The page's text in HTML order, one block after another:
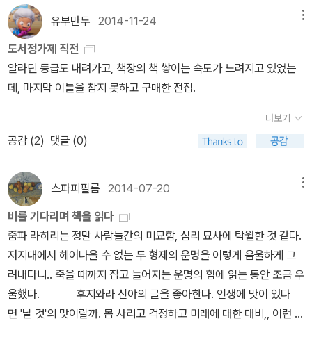
드 하나를 샀을지도 모르는데, 시장에 갈 준비를 하다 말고 어머니
가 골목을 다니며 차량판매를 하는 아저씨에게서 감자와 토마토를 사
버려서 시장 갈 일이 없어져버렸다. 그러고보니 치킨도 저 너머로 사
라져버린걸까? 아, 오랫만에 먹고 싶다,라는 생각을 했더니 쉽게 사
라지지 않네. 짭쪼롬하니 양념이 스며있는 브랜드치킨도 좋지만 가끔
니,한가지 관점에서 기록되었을 것 같다. 그런데, 그 하나의 사건이나
사안을 두고서,오늘날에는 책마다 약간씩, 혹은 전혀 다른 해석이 가
능한걸 보니,다시말해 개인적인 사관이 존재할 수 있다고 생각하니
아이러니하다는 생각이 들었고,나아가서 한쪽으로 치우치거나 편향
되지 않고 '중도','중용','中'을 지키는 것이 말처럼 쉬운 일이 아니라는
하우스(웅진닷컴) / 2008년 2월 조선평전 신병주 지음 / 글항아리 /
던 사람은 '세종'이었는데,어느 책에서고 그는 성군으로 분류되고 있
어서 였다. 그런데, 세상이 변하고 '성인'의 기준이 달라졌지만,그리하
여 그처럼 젊은 시절 부왕의 뜻을 거스르지 못하고 잘 받들었다고는
하지만,그것만으로 그를 성군이라고 할 수 있는 것인가? 세종에 관해
이렇게 궁금증을 가질 수 있었던 것은 역사적 자료와 유물, 실록 등에
서 그에 관한 것이 많이 남아 있어서 더 그랬는지도 모르겠다.그나마
자료가 많이 남아 있는 세종의 경우에도 이런저런 궁금증들이 생기는
걸 보면,다른 왕들의 경우엔 자료가 그나마도 없는 것이 턱없이 부족
유부만두 2014-11-24
도서정가제 직전
알라딘 등급도 내려가고, 책장의 책 쌓이는 속도가 느려지고 있었는
데, 마지막 이틀을 참지 못하고 구매한 전집.
더보기
공감 (2) 댓글 (0)
스파피필름 2014-07-20
비를 기다리며 책을 읽다
줌파 라히리는 정말 사람들간의 미묘함, 심리 묘사에 탁월한 것 같다.
저지대에서 헤어나올 수 없는 두 형제의 운명을 이렇게 음울하게 그
려내다니.. 죽을 때까지 잡고 늘어지는 운명의 힘에 읽는 동안 조금 우
울했다. 후지와라 신야의 글을 좋아한다. 인생에 맛이 있다
면 '날 것'의 맛이랄까. 몸 사리고 걱정하고 미래에 대한 대비,, 이런 것